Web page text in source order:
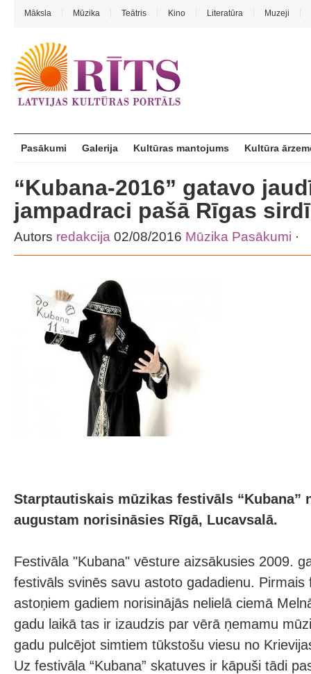
Māksla Mūzika Teātris Kino Literatūra Muzeji
Pasākumi Galerija Kultūras mantojums Kultūra
“Kubana-2016” gatavo
jampadraci pašā Rīgas
Autors redakcija 02/08/2016 Mūzika Pasākumi ·
Starptautiskais mūzikas festivāls “Kubana”
augustam norisināsies Rīgā, Lucavsalā.
Festivāla "Kubana" vēsture aizsākusies 2009.
festivāls svinēs savu astoto gadadienu. Pirmais
astoņiem gadiem norisinājās nelielā ciemā
gadu laikā tas ir izaudzis par vērā ņemamu
gadu pulcējot simtiem tūkstošu viesu no
Uz festivāla “Kubana” skatuves ir kāpuši tādi